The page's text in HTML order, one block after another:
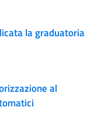
la graduatoria
al